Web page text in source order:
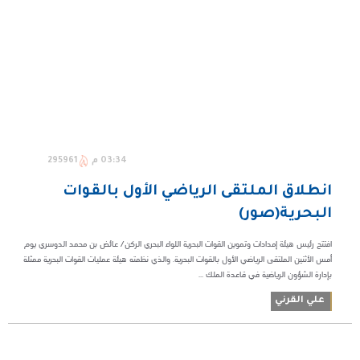
03:34 م 295961
انطلاق الملتقى الرياضي الأول بالقوات
البحرية(صور)
افتتح رئيس هيئة إمدادات وتموين القوات البحرية اللواء البحري الركن/ عائض بن محمد الدوسري يوم
أمس الأثنين الملتقى الرياضي الأول بالقوات البحرية. والذي نظمته هيئة عمليات القوات البحرية ممثلة
بإدارة الشؤون الرياضية في قاعدة الملك ...
علي القرني